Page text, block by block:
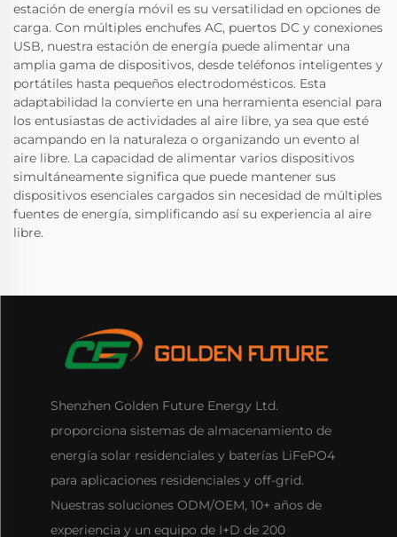
estación de energía móvil es su versatilidad en opciones de
carga. Con múltiples enchufes AC, puertos DC y conexiones
USB, nuestra estación de energía puede alimentar una
amplia gama de dispositivos, desde teléfonos inteligentes y
portátiles hasta pequeños electrodomésticos. Esta
adaptabilidad la convierte en una herramienta esencial para
los entusiastas de actividades al aire libre, ya sea que esté
acampando en la naturaleza o organizando un evento al
aire libre. La capacidad de alimentar varios dispositivos
simultáneamente significa que puede mantener sus
dispositivos esenciales cargados sin necesidad de múltiples
fuentes de energía, simplificando así su experiencia al aire
libre.
Shenzhen Golden Future Energy Ltd.
proporciona sistemas de almacenamiento de
energía solar residenciales y baterías LiFePO4
para aplicaciones residenciales y off-grid.
Nuestras soluciones ODM/OEM, 10+ años de
experiencia y un equipo de I+D de 200